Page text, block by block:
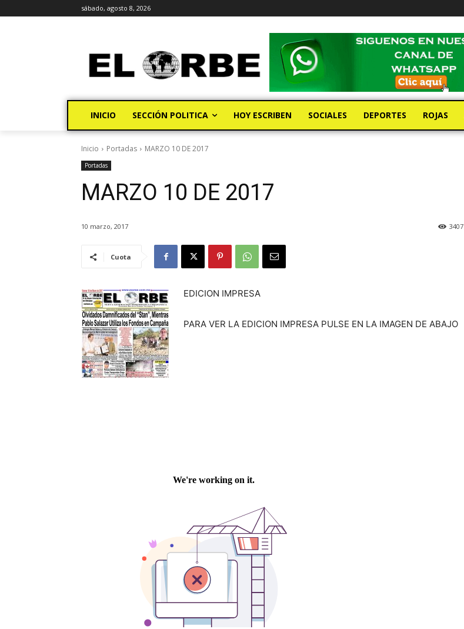
sábado, agosto 8, 2026
INICIO SECCIÓN POLITICA HOY ESCRIBEN SOCIALES DEPORTES ROJAS
Inicio Portadas MARZO 10 DE 2017
Portadas
MARZO 10 DE 2017
10 marzo, 2017 3407
Cuota
EDICION IMPRESA
PARA VER LA EDICION IMPRESA PULSE EN LA IMAGEN DE ABAJO